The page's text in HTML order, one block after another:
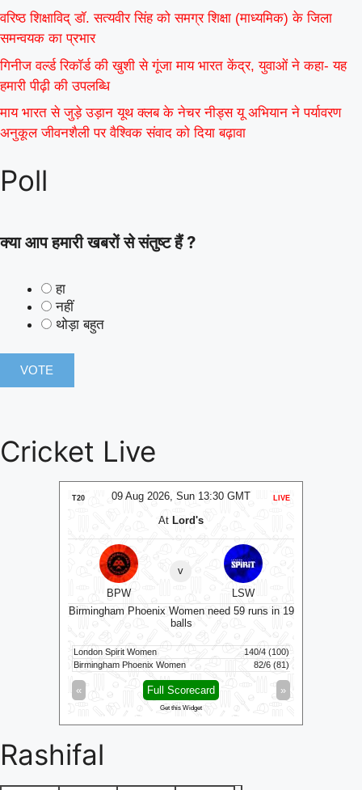
वरिष्ठ शिक्षाविद् डॉ. सत्यवीर सिंह को समग्र शिक्षा (माध्यमिक) के जिला
समन्वयक का प्रभार
गिनीज वर्ल्ड रिकॉर्ड की खुशी से गूंजा माय भारत केंद्र, युवाओं ने कहा- यह
हमारी पीढ़ी की उपलब्धि
माय भारत से जुड़े उड़ान यूथ क्लब के नेचर नीड्स यू अभियान ने पर्यावरण
अनुकूल जीवनशैली पर वैश्विक संवाद को दिया बढ़ावा
Poll
क्या आप हमारी खबरों से संतुष्ट हैं ?
हा
नहीं
थोड़ा बहुत
Cricket Live
09 Aug 2026, Sun 13:30 GMT LIVE
Lord's
BPW
LSW
Birmingham Phoenix Women need 59 runs in 19
London Spirit Women
140/4 (100)
Birmingham Phoenix Women
82/6 (81)
Full Scorecard
Get this Widget
Rashifal